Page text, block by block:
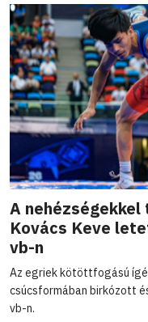
A
Kovács Keve
vb-n
Az egriek kötöttfogású
csúcsformában birkózott
vb-n.